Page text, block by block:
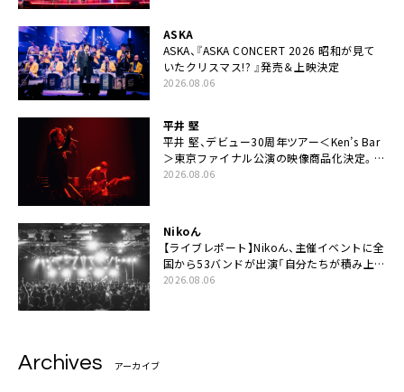
ASKA
ASKA、『ASKA CONCERT 2026 昭和が見て
いたクリスマス!? 』発売＆上映決定
2026.08.06
平井 堅
平井 堅、デビュー30周年ツアー＜Ken’s Bar
＞東京ファイナル公演の映像商品化決定。ブ
ックレットには平井堅のメッセージ掲載も
2026.08.06
Nikoん
【ライブレポート】Nikoん、主催イベントに全
国から53バンドが出演「自分たちが積み上げ
てきた中身の重みを実感した」
2026.08.06
Archives アーカイブ